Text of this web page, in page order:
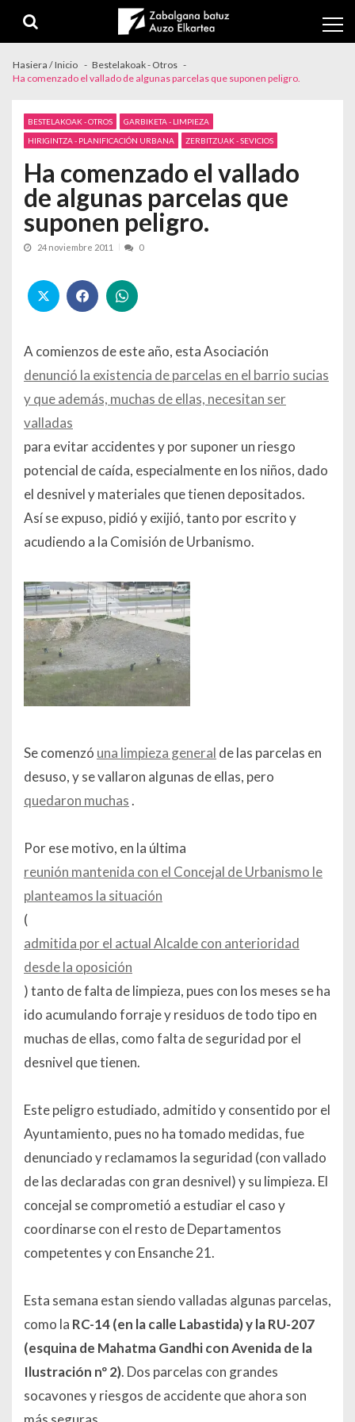
Hasiera / Inicio
Bestelakoak - Otros
Ha comenzado el vallado de algunas parcelas que suponen peligro.
BESTELAKOAK - OTROS
GARBIKETA - LIMPIEZA
HIRIGINTZA - PLANIFICACIÓN URBANA
ZERBITZUAK - SEVICIOS
Ha comenzado el vallado
de algunas parcelas que
suponen peligro.
24 noviembre 2011 0
A comienzos de este año, esta Asociación
denunció la existencia de parcelas en el barrio sucias
y que además, muchas de ellas, necesitan ser
valladas
para evitar accidentes y por suponer un riesgo
potencial de caída, especialmente en los niños, dado
el desnivel y materiales que tienen depositados.
Así se expuso, pidió y exijió, tanto por escrito y
acudiendo a la Comisión de Urbanismo.
Se comenzó una limpieza general de las parcelas en
desuso, y se vallaron algunas de ellas, pero
quedaron muchas.
Por ese motivo, en la última
reunión mantenida con el Concejal de Urbanismo le
planteamos la situación
(
admitida por el actual Alcalde con anterioridad
desde la oposición
) tanto de falta de limpieza, pues con los meses se ha
ido acumulando forraje y residuos de todo tipo en
muchas de ellas, como falta de seguridad por el
desnivel que tienen.
Este peligro estudiado, admitido y consentido por el
Ayuntamiento, pues no ha tomado medidas, fue
denunciado y reclamamos la seguridad (con vallado
de las declaradas con gran desnivel) y su limpieza. El
concejal se comprometió a estudiar el caso y
coordinarse con el resto de Departamentos
competentes y con Ensanche 21.
Esta semana estan siendo valladas algunas parcelas,
como la RC-14 (en la calle Labastida) y la RU-207
(esquina de Mahatma Gandhi con Avenida de la
Ilustración nº 2). Dos parcelas con grandes
socavones y riesgos de accidente que ahora son